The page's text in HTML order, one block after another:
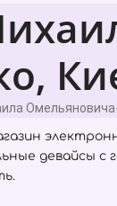
девайсы